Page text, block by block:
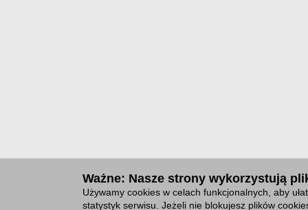
Ważne: Nasze strony wykorzystują
Używamy cookies w celach funkcjonalnych, aby
statystyk serwisu. Jeżeli nie blokujesz plików